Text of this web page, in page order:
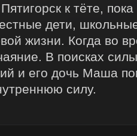
к тёте, пока
дети,
жизни. Когда во
В поисках
и его дочь Маша
силу.